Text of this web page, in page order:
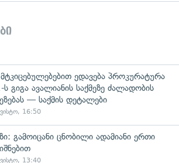
ედავება პროკურატურა
ს გიგა ავალიანის საქმეზე ძალადობის
— საქმის დეტალები
16:50
გამოიცანი ცნობილი ადამიანი ერთი
13:40